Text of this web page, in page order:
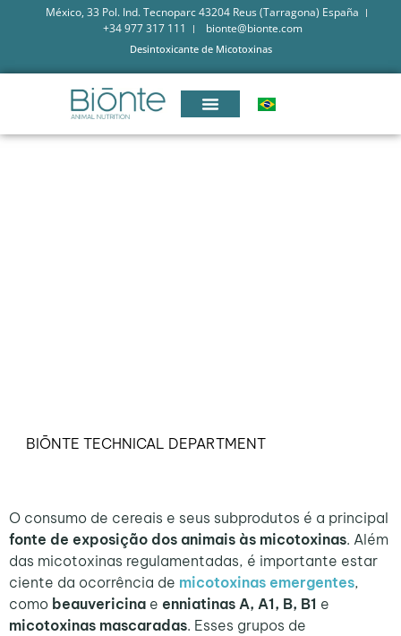
México, 33 Pol. Ind. Tecnoparc 43204 Reus (Tarragona) España
+34 977 317 111
bionte@bionte.com
Desintoxicante de Micotoxinas
BIŌNTE TECHNICAL DEPARTMENT
O consumo de cereais e seus subprodutos é a principal
fonte de exposição dos animais às micotoxinas. Além
das micotoxinas regulamentadas, é importante estar
ciente da ocorrência de micotoxinas emergentes,
como beauvericina e enniatinas A, A1, B, B1 e
micotoxinas mascaradas. Esses grupos de